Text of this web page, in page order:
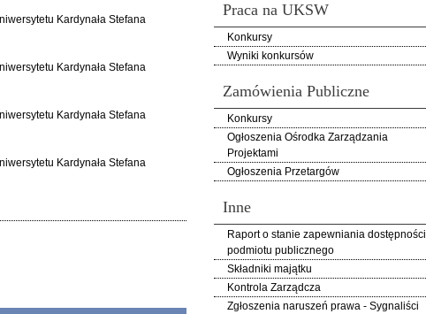
Kardynała Stefana
Kardynała Stefana
Kardynała Stefana
Kardynała Stefana
Praca na UKSW
Konkursy
Wyniki konkursów
Zamówienia Publiczne
Konkursy
Ogłoszenia Ośrodka Zarządzania
Projektami
Ogłoszenia Przetargów
Inne
Raport o stanie zapewniania dostępności
podmiotu publicznego
Składniki majątku
Kontrola Zarządcza
Zgłoszenia naruszeń prawa - Sygnaliści